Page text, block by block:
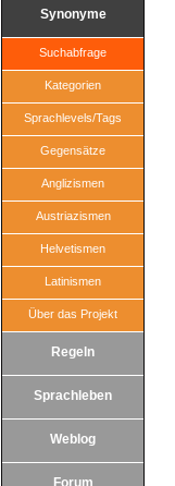
Synonyme
Suchabfrage
Kategorien
Sprachlevels/Tags
Gegensätze
Anglizismen
Austriazismen
Helvetismen
Latinismen
Über das Projekt
Regeln
Sprachleben
Weblog
Forum